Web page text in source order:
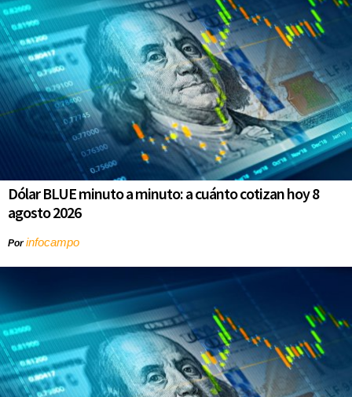
Dólar BLUE minuto a minuto: a cuánto cotizan hoy 8
agosto 2026
Porinfocampo